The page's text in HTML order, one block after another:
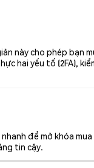
này cho phép bạn
hai yếu tố (2FA),
để mở khóa
tin cậy.